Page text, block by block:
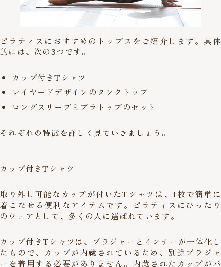
ピラティスにおすすめのトップスをご紹介します。具体
的には、次の3つです。
カップ付きTシャツ
レイヤードデザインのタンクトップ
ロングスリーブとブラトップのセット
それぞれの特徴を詳しく見ていきましょう。
カップ付きTシャツ
取り外し可能なカップが付いたTシャツは、1枚で簡単に
着こなせる便利なアイテムです。ピラティスにぴったり
のウェアとして、多くの人に選ばれています。
カップ付きTシャツは、ブラジャーとインナーが一体化し
たもので、カップが内蔵されているため、別途ブラジャ
ーを着用する必要がありません。内蔵されたカップがバ